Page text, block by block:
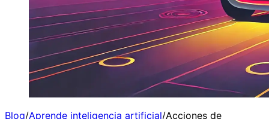
Blog/Aprende inteligencia artificial/Acciones de